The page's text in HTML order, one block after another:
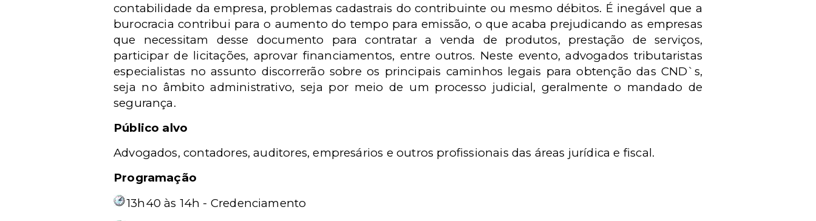
contabilidade da empresa, problemas cadastrais do contribuinte ou mesmo débitos. É inegável que a
burocracia contribui para o aumento do tempo para emissão, o que acaba prejudicando as empresas
que necessitam desse documento para contratar a venda de produtos, prestação de serviços,
participar de licitações, aprovar financiamentos, entre outros. Neste evento, advogados tributaristas
especialistas no assunto discorrerão sobre os principais caminhos legais para obtenção das CND`s,
seja no âmbito administrativo, seja por meio de um processo judicial, geralmente o mandado de
segurança.
Público alvo
Advogados, contadores, auditores, empresários e outros profissionais das áreas jurídica e fiscal.
Programação
13h40 às 14h - Credenciamento